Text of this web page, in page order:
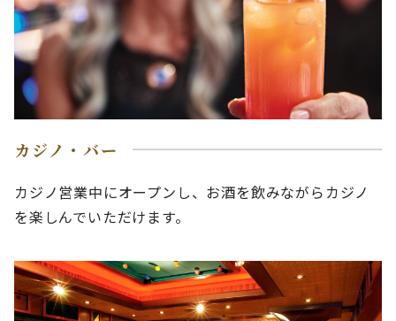
カジノ・バー
カジノ営業中にオープンし、お酒を飲みながらカジノ
を楽しんでいただけます。